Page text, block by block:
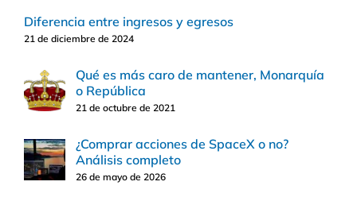
Diferencia entre ingresos y egresos
21 de diciembre de 2024
Qué es más caro de mantener, Monarquía
o República
21 de octubre de 2021
¿Comprar acciones de SpaceX o no?
Análisis completo
26 de mayo de 2026